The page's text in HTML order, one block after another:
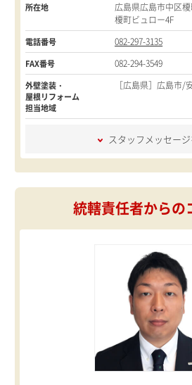
所在地
広島県広島市中区
榎町ビュロー4F
電話番号
082-297-3135
FAX番号
082-294-3549
外壁塗装・
屋根リフォーム
担当地域
［広島県］広島市/
スタッフメッセー
統轄責任者からの